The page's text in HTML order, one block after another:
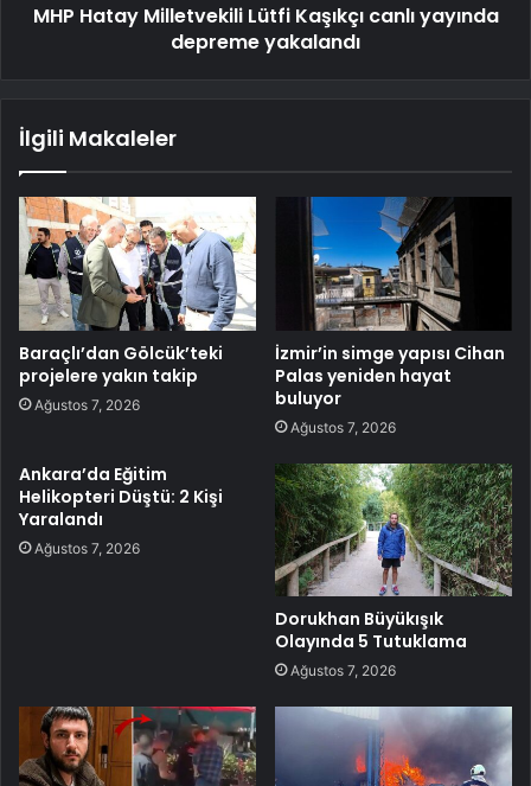
MHP Hatay Milletvekili Lütfi Kaşıkçı canlı yayında
depreme yakalandı
İlgili Makaleler
Baraçlı’dan Gölcük’teki
projelere yakın takip
Ağustos 7, 2026
İzmir’in simge yapısı Cihan
Palas yeniden hayat
buluyor
Ağustos 7, 2026
Ankara’da Eğitim
Helikopteri Düştü: 2 Kişi
Yaralandı
Ağustos 7, 2026
Dorukhan Büyükışık
Olayında 5 Tutuklama
Ağustos 7, 2026